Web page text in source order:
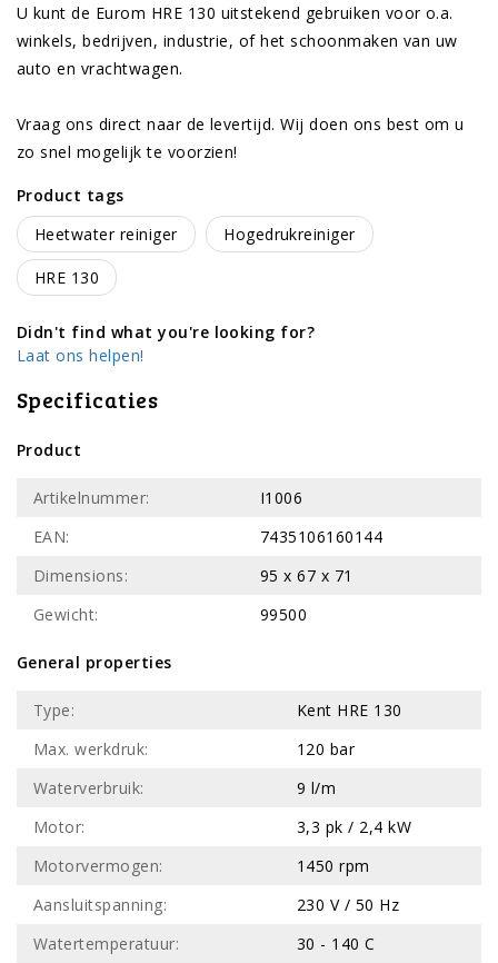
U kunt de Eurom HRE 130 uitstekend gebruiken voor o.a.
winkels, bedrijven, industrie, of het schoonmaken van uw
auto en vrachtwagen.
Vraag ons direct naar de levertijd. Wij doen ons best om u
zo snel mogelijk te voorzien!
Product tags
Heetwater reiniger
Hogedrukreiniger
HRE 130
Didn't find what you're looking for?
Laat ons helpen!
Specificaties
Product
Artikelnummer:
I1006
EAN:
7435106160144
Dimensions:
95 x 67 x 71
Gewicht:
99500
General properties
Type:
Kent HRE 130
Max. werkdruk:
120 bar
Waterverbruik:
9 l/m
Motor:
3,3 pk / 2,4 kW
Motorvermogen:
1450 rpm
Aansluitspanning:
230 V / 50 Hz
Watertemperatuur:
30 - 140 C